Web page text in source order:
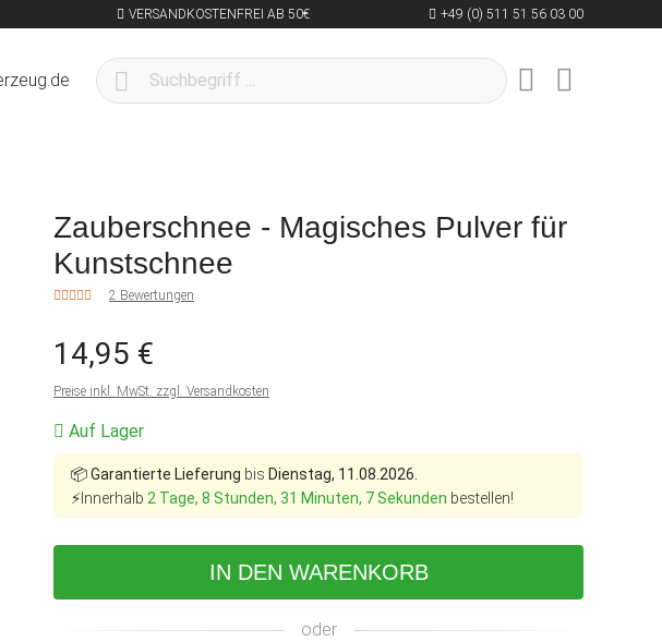
VERSANDKOSTENFREI AB 50€ +49 (0) 511 51 56 03 00
Zauberschnee - Magisches Pulver für
Kunstschnee
2 Bewertungen
14,95 €
Preise inkl. MwSt. zzgl. Versandkosten
Auf Lager
📦Garantierte Lieferung bis Dienstag, 11.08.2026.
⚡Innerhalb 2 Tage, 8 Stunden, 31 Minuten, 5 Sekunden bestellen!
IN DEN WARENKORB
oder